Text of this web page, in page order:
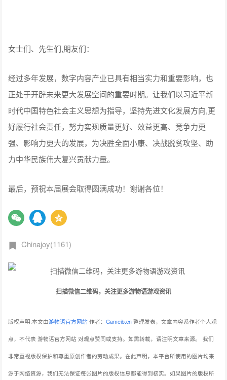
女士们、先生们,朋友们：
经过多年发展，数字内容产业已具有相当实力和重要影响，也
正处于开辟未来更大发展空间的重要时期。让我们以习近平新
时代中国特色社会主义思想为指导，坚持先进文化发展方向,更
好履行社会责任，努力实现质量更好、效益更高、竞争力更
强、影响力更大的发展，为决胜全面小康、决战脱贫攻坚、助
力中华民族伟大复兴贡献力量。
最后，预祝本届展会取得圆满成功！谢谢各位！
Chinajoy(1161)
扫描微信二维码，关注更多游物语游戏资讯
版权声明:本文由游物语官方网站 作者：Gameib.cn 整理发表，文章内容系作者个人观
点，不代表 游物语官方网站 对观点赞同或支持。如需转载，请注明文章来源。 我们
非常重视版权保护和尊重原创作者的劳动成果。在此声明，本平台所使用的图片均来
源于网络资源，我们无法保证每张图片的版权信息都能得到核实。如果图片的版权所